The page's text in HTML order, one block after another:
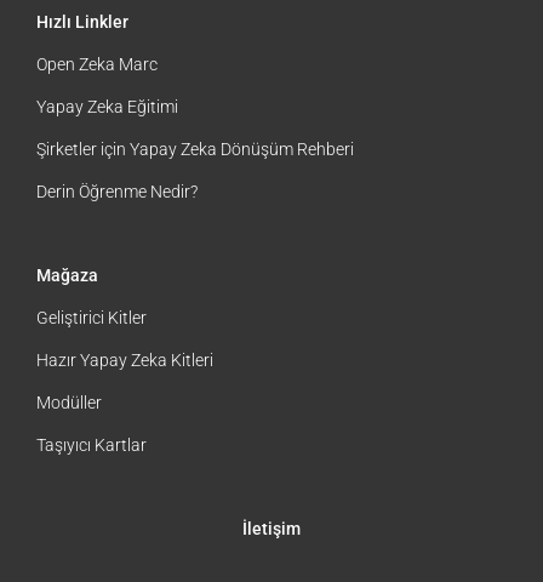
Hızlı Linkler
Open Zeka Marc
Yapay Zeka Eğitimi
Şirketler için Yapay Zeka Dönüşüm Rehberi
Mağaza
Hazır Yapay Zeka Kitleri